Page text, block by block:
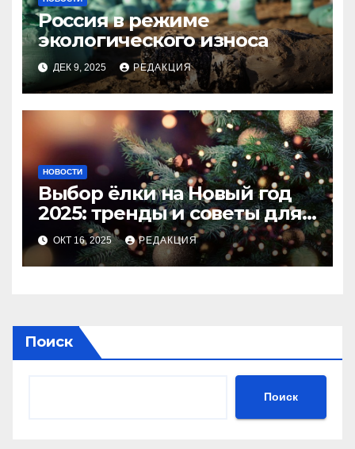
Россия в режиме
экологического износа
ДЕК 9, 2025 РЕДАКЦИЯ
НОВОСТИ
Выбор ёлки на Новый год
2025: тренды и советы для
идеального праздника
ОКТ 16, 2025 РЕДАКЦИЯ
Поиск
Поиск